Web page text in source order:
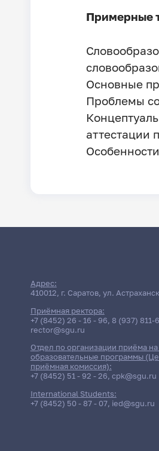
Примерные
Основные
Проблемы
аттестации
Адрес:
410012, г. Саратов, ул.
Приёмная ректора:
+7 (8452) 26 - 16 - 96, 8 (937) 811-
rector@sgu.ru
Отдел по организации приёма
образовательные программы
приёмная комиссия):
+7 (8452) 51 - 92 - 26, cpk@sgu.ru
International Students:
+7 (8452) 50 - 87 - 07, ied@sgu.ru